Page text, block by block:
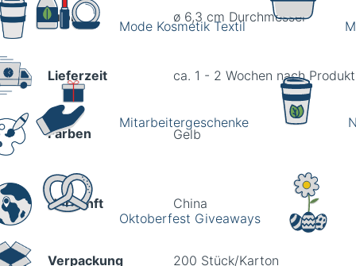
Mode Kosmetik Textil
Mitarbeitergeschenke
Oktoberfest Giveaways
Größe ø 6,3 cm Durchmesser
Lieferzeit ca. 1 - 2 Wochen nach
Farben Gelb
Herkunft China
Verpackung 200 Stück/Karton